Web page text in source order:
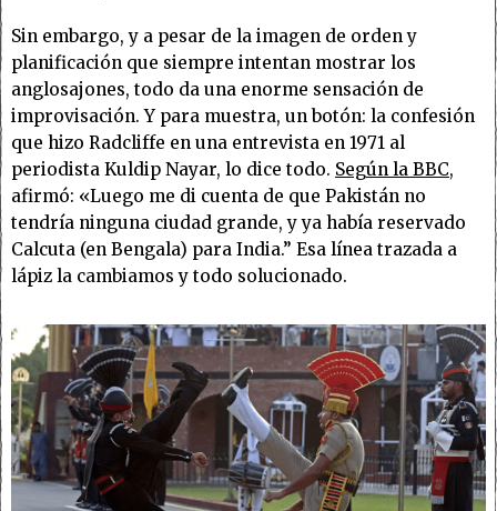
Sin embargo, y a pesar de la imagen de orden y
planificación que siempre intentan mostrar los
anglosajones, todo da una enorme sensación de
improvisación. Y para muestra, un botón: la confesión
que hizo Radcliffe en una entrevista en 1971 al
periodista Kuldip Nayar, lo dice todo. Según la BBC,
afirmó: «Luego me di cuenta de que Pakistán no
tendría ninguna ciudad grande, y ya había reservado
Calcuta (en Bengala) para India.” Esa línea trazada a
lápiz la cambiamos y todo solucionado.